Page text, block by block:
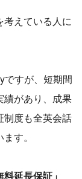
えている人に
ですが、短期間
績があり、成果
制度も全英会話
す。
延長保証」